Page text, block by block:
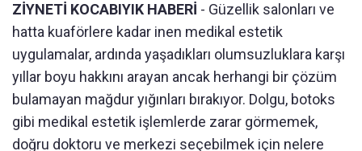
ZİYNETİ KOCABIYIK HABERİ - Güzellik salonları ve
hatta kuaförlere kadar inen medikal estetik
uygulamalar, ardında yaşadıkları olumsuzluklara karşı
yıllar boyu hakkını arayan ancak herhangi bir çözüm
bulamayan mağdur yığınları bırakıyor. Dolgu, botoks
gibi medikal estetik işlemlerde zarar görmemek,
doğru doktoru ve merkezi seçebilmek için nelere